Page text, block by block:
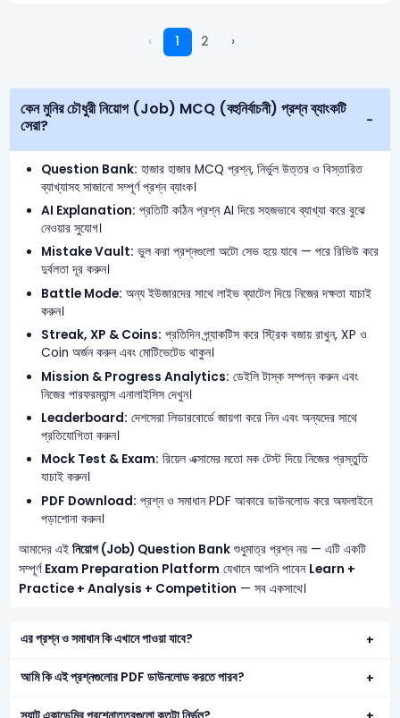
‹ 1 2 ›
কেন মুনির চৌধুরী নিয়োগ (Job) MCQ (বহুনির্বাচনী) প্রশ্ন ব্যাংকটি
সেরা?
Question Bank: হাজার হাজার MCQ প্রশ্ন, নির্ভুল উত্তর ও বিস্তারিত
ব্যাখ্যাসহ সাজানো সম্পূর্ণ প্রশ্ন ব্যাংক।
AI Explanation: প্রতিটি কঠিন প্রশ্ন AI দিয়ে সহজভাবে ব্যাখ্যা করে বুঝে
নেওয়ার সুযোগ।
Mistake Vault: ভুল করা প্রশ্নগুলো অটো সেভ হয়ে যাবে — পরে রিভিউ করে
দুর্বলতা দূর করুন।
Battle Mode: অন্য ইউজারদের সাথে লাইভ ব্যাটেল দিয়ে নিজের দক্ষতা যাচাই
করুন।
Streak, XP & Coins: প্রতিদিন প্র্যাকটিস করে স্ট্রিক বজায় রাখুন, XP ও
Coin অর্জন করুন এবং মোটিভেটেড থাকুন।
Mission & Progress Analytics: ডেইলি টাস্ক সম্পন্ন করুন এবং
নিজের পারফরম্যান্স এনালাইসিস দেখুন।
Leaderboard: দেশসেরা লিডারবোর্ডে জায়গা করে নিন এবং অন্যদের সাথে
প্রতিযোগিতা করুন।
Mock Test & Exam: রিয়েল এক্সামের মতো মক টেস্ট দিয়ে নিজের প্রস্তুতি
যাচাই করুন।
PDF Download: প্রশ্ন ও সমাধান PDF আকারে ডাউনলোড করে অফলাইনে
পড়াশোনা করুন।
আমাদের এই নিয়োগ (Job) Question Bankশুধুমাত্র প্রশ্ন নয় — এটি একটি
সম্পূর্ণ Exam Preparation Platform যেখানে আপনি পাবেন Learn +
Practice + Analysis + Competition — সব একসাথে।
এর প্রশ্ন ও সমাধান কি এখানে পাওয়া যাবে?
আমি কি এই প্রশ্নগুলোর PDF ডাউনলোড করতে পারব?